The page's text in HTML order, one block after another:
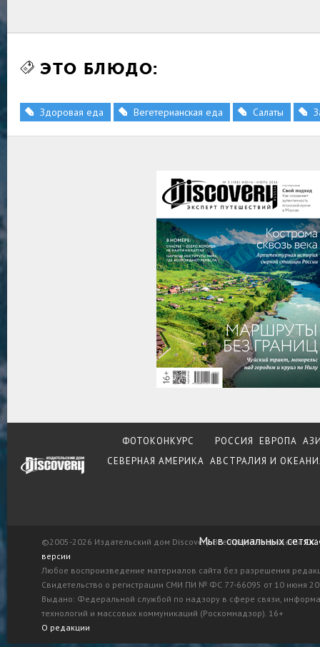
ЭТО БЛЮДО:
Здоровая еда Вегетерианская еда Салаты
ФОТОКОНКУРС РОССИЯ ЕВРОПА
СЕВЕРНАЯ АМЕРИКА АВСТРАЛИЯ И
©2005-2026 Издательский дом Discovery. Все права защищены.
версии
Любое воспроизведение материалов сайта без разрешения
Свидетельство о регистрации СМИ ПИ № ФС 77-66095 от 10 июня
Выдано: Федеральной службой по надзору в сфере связи,
технологий и массовых коммуникаций (Роскомнадзор). 16+
О редакции
Мы в социальных сетях: